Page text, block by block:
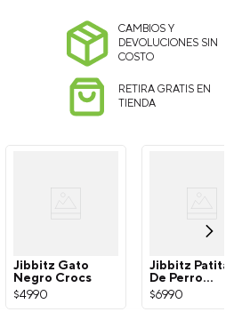
CAMBIOS Y
DEVOLUCIONES SIN
COSTO
RETIRA GRATIS EN
TIENDA
Jibbitz Gato
Negro Crocs
$4990
Jibbitz Patita
De Perro
Dorada Crocs
$6990